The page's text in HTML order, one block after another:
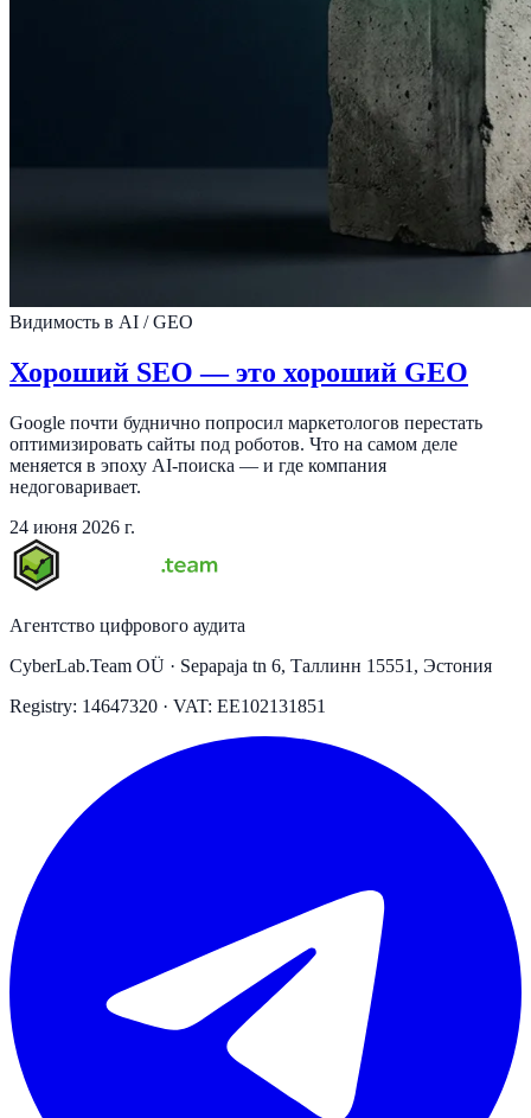
Видимость в AI / GEO
Хороший SEO — это хороший GEO
Google почти буднично попросил маркетологов перестать
оптимизировать сайты под роботов. Что на самом деле
меняется в эпоху AI-поиска — и где компания
недоговаривает.
24 июня 2026 г.
Агентство цифрового аудита
CyberLab.Team OÜ · Sepapaja tn 6, Таллинн 15551, Эстония
Registry: 14647320 · VAT: EE102131851